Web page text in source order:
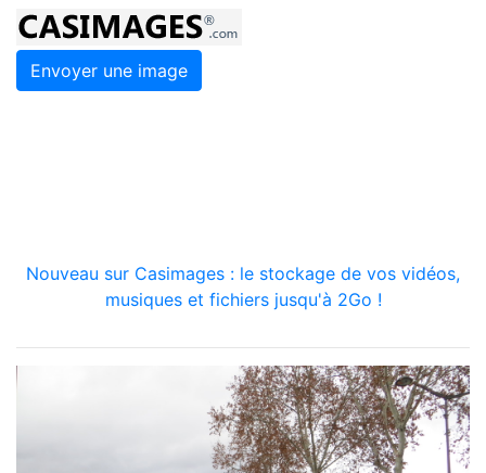
Envoyer une image
Nouveau sur Casimages : le stockage de vos vidéos,
musiques et fichiers jusqu'à 2Go !